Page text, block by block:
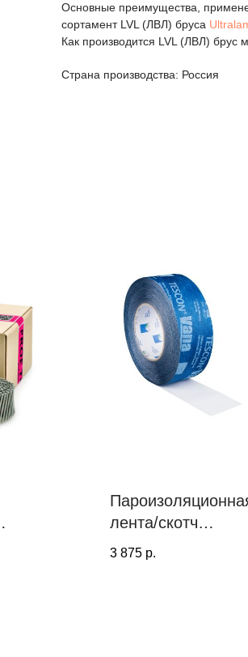
Основные преимущества,
сортамент LVL (ЛВЛ) бруса
Как производится LVL (ЛВЛ) брус
Страна производства: Россия
лента/скотч
TESCON VANA 6
3 875 р.